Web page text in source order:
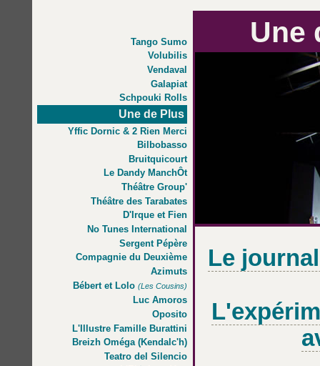
Tango Sumo
Volubilis
Vendaval
Galapiat
Schpouki Rolls
Une de Plus
Yffic Dornic & 2 Rien Merci
Bilbobasso
Bruitquicourt
Le Dandy ManchÔt
Théâtre Group'
Théâtre des Tarabates
D'Irque et Fien
No Tunes International
Sergent Pépère
Compagnie du Deuxième
Azimuts
Bébert et Lolo (Les Cousins)
Luc Amoros
Oposito
L'Illustre Famille Burattini
Breizh Oméga (Kendalc'h)
Teatro del Silencio
Une
Le